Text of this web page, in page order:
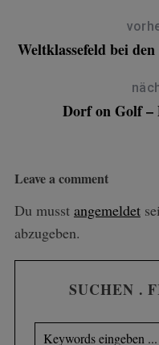
Weltklassefeld bei
Dorf on Golf –
Leave a comment
Du musst angemeldet
abzugeben.
SUCHEN .
S
o